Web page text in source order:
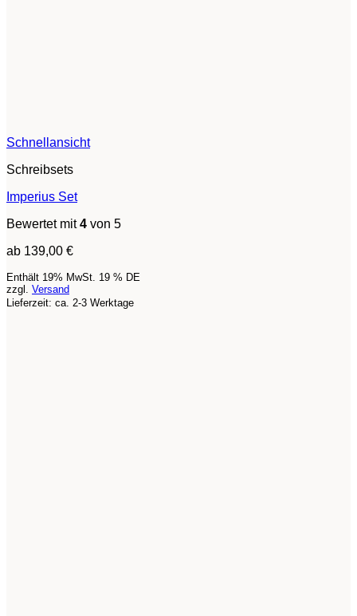
Schnellansicht
Schreibsets
Imperius Set
Bewertet mit4 von 5
ab 139,00 €
Enthält 19% MwSt. 19 % DE
zzgl. Versand
Lieferzeit: ca. 2-3 Werktage